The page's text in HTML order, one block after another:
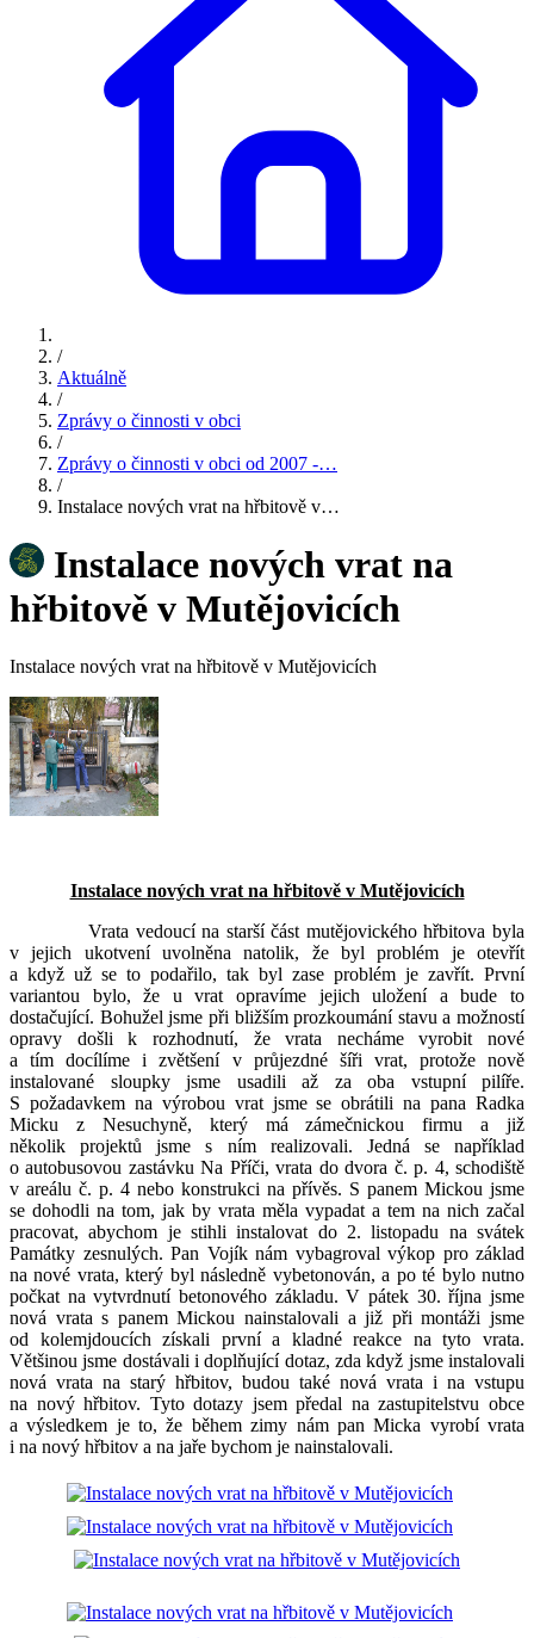
/
Aktuálně
/
Zprávy o činnosti v obci
/
Zprávy o činnosti v obci od 2007 -…
/
Instalace nových vrat na hřbitově v…
Instalace nových vrat na
hřbitově v Mutějovicích
Instalace nových vrat na hřbitově v Mutějovicích
Instalace nových vrat na hřbitově v Mutějovicích
Vrata vedoucí na starší část mutějovického hřbitova byla
v jejich ukotvení uvolněna natolik, že byl problém je otevřít
a když už se to podařilo, tak byl zase problém je zavřít. První
variantou bylo, že u vrat opravíme jejich uložení a bude to
dostačující. Bohužel jsme při bližším prozkoumání stavu a možností
opravy došli k rozhodnutí, že vrata necháme vyrobit nové
a tím docílíme i zvětšení v průjezdné šíři vrat, protože nově
instalované sloupky jsme usadili až za oba vstupní pilíře.
S požadavkem na výrobou vrat jsme se obrátili na pana Radka
Micku z Nesuchyně, který má zámečnickou firmu a již
několik projektů jsme s ním realizovali. Jedná se například
o autobusovou zastávku Na Příči, vrata do dvora č. p. 4, schodiště
v areálu č. p. 4 nebo konstrukci na přívěs. S panem Mickou jsme
se dohodli na tom, jak by vrata měla vypadat a tem na nich začal
pracovat, abychom je stihli instalovat do 2. listopadu na svátek
Památky zesnulých. Pan Vojík nám vybagroval výkop pro základ
na nové vrata, který byl následně vybetonován, a po té bylo nutno
počkat na vytvrdnutí betonového základu. V pátek 30. října jsme
nová vrata s panem Mickou nainstalovali a již při montáži jsme
od kolemjdoucích získali první a kladné reakce na tyto vrata.
Většinou jsme dostávali i doplňující dotaz, zda když jsme instalovali
nová vrata na starý hřbitov, budou také nová vrata i na vstupu
na nový hřbitov. Tyto dotazy jsem předal na zastupitelstvu obce
a výsledkem je to, že během zimy nám pan Micka vyrobí vrata
i na nový hřbitov a na jaře bychom je nainstalovali.